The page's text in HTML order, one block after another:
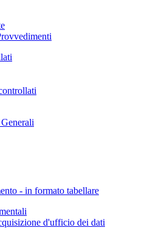
- in formato tabellare
d'ufficio dei dati